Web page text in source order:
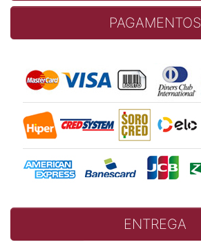
PAGAMENTOS
ENTREGA